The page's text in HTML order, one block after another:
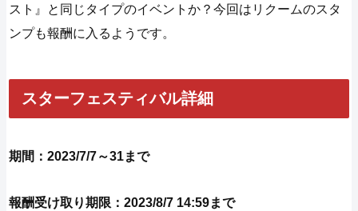
スト』と同じタイプのイベントか？今回はリクームのスタ
ンプも報酬に入るようです。
スターフェスティバル詳細
期間：2023/7/7～31まで
報酬受け取り期限：2023/8/7 14:59まで